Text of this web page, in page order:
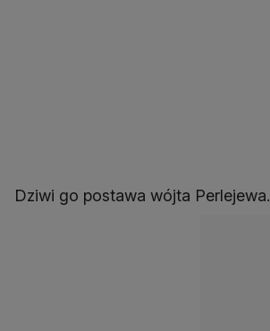
Dziwi go postawa wójta Perlejewa.